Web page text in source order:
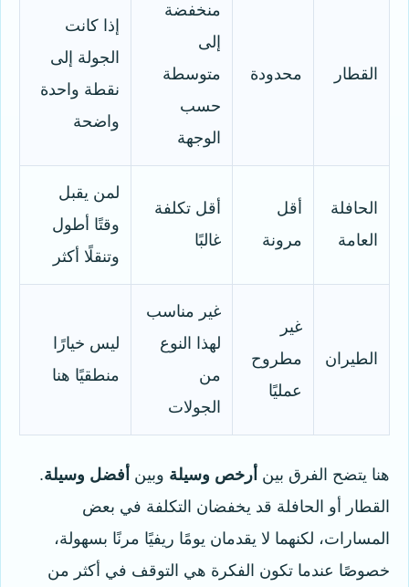
القطار محدودة
منخفضة
إلى
متوسطة
حسب
الوجهة
إذا كانت
الجولة إلى
نقطة واحدة
واضحة
الحافلة
العامة
أقل
مرونة
أقل تكلفة
غالبًا
لمن يقبل
وقتًا أطول
وتنقلًا أكثر
الطيران
غير
مطروح
عمليًا
غير مناسب
لهذا النوع
من
الجولات
ليس خيارًا
منطقيًا هنا
هنا يتضح الفرق بين أرخص وسيلة وبين أفضل وسيلة.
القطار أو الحافلة قد يخفضان التكلفة في بعض
المسارات، لكنهما لا يقدمان يومًا ريفيًا مرنًا بسهولة،
خصوصًا عندما تكون الفكرة هي التوقف في أكثر من